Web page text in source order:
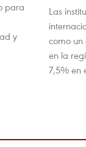
para
y
Las
como un
en la
7,5% en